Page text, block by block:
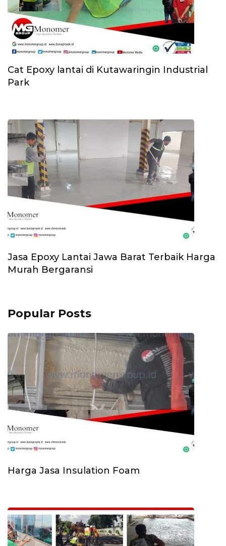
Cat Epoxy lantai di Kutawaringin Industrial
Park
Jasa Epoxy Lantai Jawa Barat Terbaik Harga
Murah Bergaransi
Popular Posts
Harga Jasa Insulation Foam